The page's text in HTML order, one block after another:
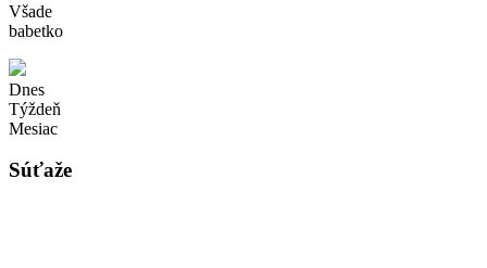
Všade
babetko
Dnes
Týždeň
Mesiac
Súťaže